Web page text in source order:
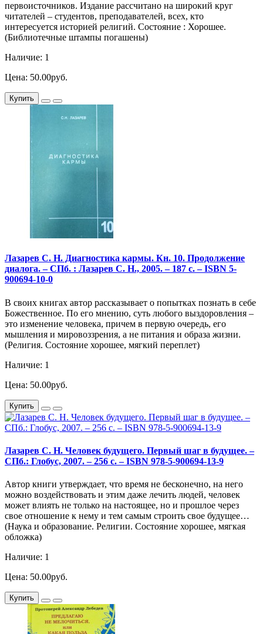
первоисточников. Издание рассчитано на широкий круг
читателей – студентов, преподавателей, всех, кто
интересуется историей религий. Состояние : Хорошее.
(Библиотечные штампы погашены)
Наличие: 1
Цена: 50.00руб.
Купить
Лазарев С. Н. Диагностика кармы. Кн. 10. Продолжение
диалога. – СПб. : Лазарев С. Н., 2005. – 187 c. – ISBN 5-
900694-10-0
В своих книгах автор рассказывает о попытках познать в себе
Божественное. По его мнению, суть любого выздоровления –
это изменение человека, причем в первую очередь, его
мышления и мировоззрения, а не питания и образа жизни.
(Религия. Состояние хорошее, мягкий переплет)
Наличие: 1
Цена: 50.00руб.
Купить
Лазарев С. Н. Человек будущего. Первый шаг в будущее. –
СПб.: Глобус, 2007. – 256 с. – ISBN 978-5-900694-13-9
Автор книги утверждает, что время не бесконечно, на него
можно воздействовать и этим даже лечить людей, человек
может влиять не только на настоящее, но и прошлое через
свое отношение к нему и тем самым строить свое будущее…
(Наука и образование. Религии. Состояние хорошее, мягкая
обложка)
Наличие: 1
Цена: 50.00руб.
Купить